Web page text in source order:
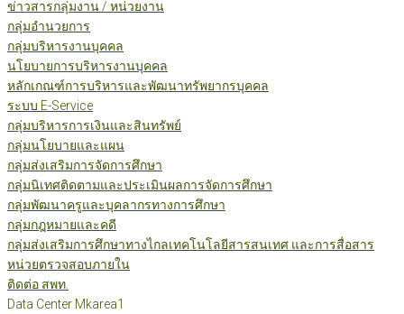
ข่าวสารกลุ่มงาน / หน่วยงาน
กลุ่มอำนวยการ
กลุ่มบริหารงานบุคคล
นโยบายการบริหารงานบุคคล
หลักเกณฑ์การบริหารและพัฒนาทรัพยากรบุคคล
ระบบ E-Service
กลุ่มบริหารการเงินและสินทรัพย์
กลุ่มนโยบายและแผน
กลุ่มส่งเสริมการจัดการศึกษา
กลุ่มนิเทศติดตามและประเมินผลการจัดการศึกษา
กลุ่มพัฒนาครูและบุคลากรทางการศึกษา
กลุ่มกฎหมายและคดี
กลุ่มส่งเสริมการศึกษาทางไกลเทคโนโลยีสารสนเทศ และการสื่อสาร
หน่วยตรวจสอบภายใน
ติดต่อ สพท.
Data Center Mkarea1